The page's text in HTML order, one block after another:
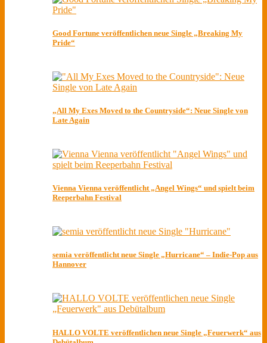
Good Fortune veröffentlichen neue Single „Breaking My
Pride“
„All My Exes Moved to the Countryside“: Neue Single von
Late Again
Vienna Vienna veröffentlicht „Angel Wings“ und spielt beim
Reeperbahn Festival
semia veröffentlicht neue Single „Hurricane“ – Indie-Pop aus
Hannover
HALLO VOLTE veröffentlichen neue Single „Feuerwerk“ aus